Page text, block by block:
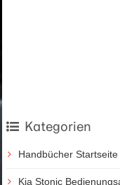
Kategorien
Handbücher Startseite
Kia Stonic